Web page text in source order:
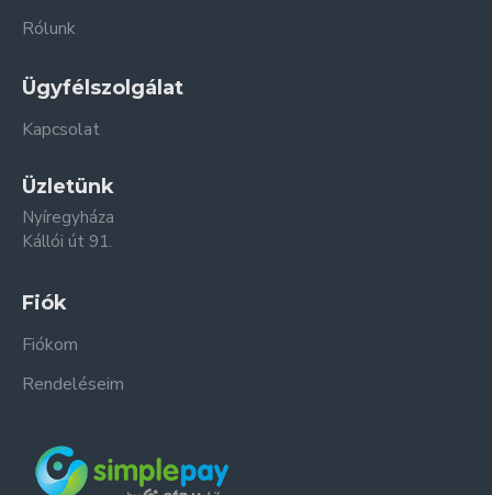
Rólunk
Ügyfélszolgálat
Kapcsolat
Üzletünk
Nyíregyháza
Kállói út 91.
Fiók
Fiókom
Rendeléseim